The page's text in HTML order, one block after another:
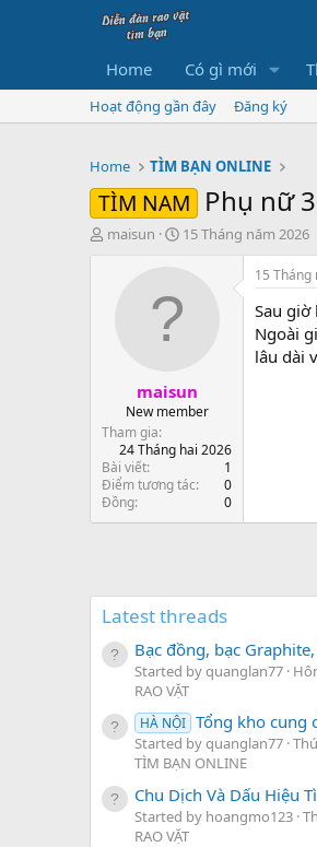
Home Có gì mới
Hoạt động gần đây Đăng ký
Home TÌM BẠN ONLINE
TÌM NAM Phụ nữ
B
maisun
N
b
ầ
u
15 Tháng năm 2026
maisun
New member
Tham gia
24 Tháng hai 2026
Bài viết
1
Điểm tương tác
0
Đồng
0
15 Tháng
Sau
Ngoài
lâu dài
Latest threads
Bạc đồng, bạc
Started by quanglan77
RAO VẶT
HÀ NỘI Tổng kho cung
Started by quanglan77
TÌM BẠN ONLINE
Chu Dịch Và Dấu Hiệu
Started by hoangmo123
RAO VẶT